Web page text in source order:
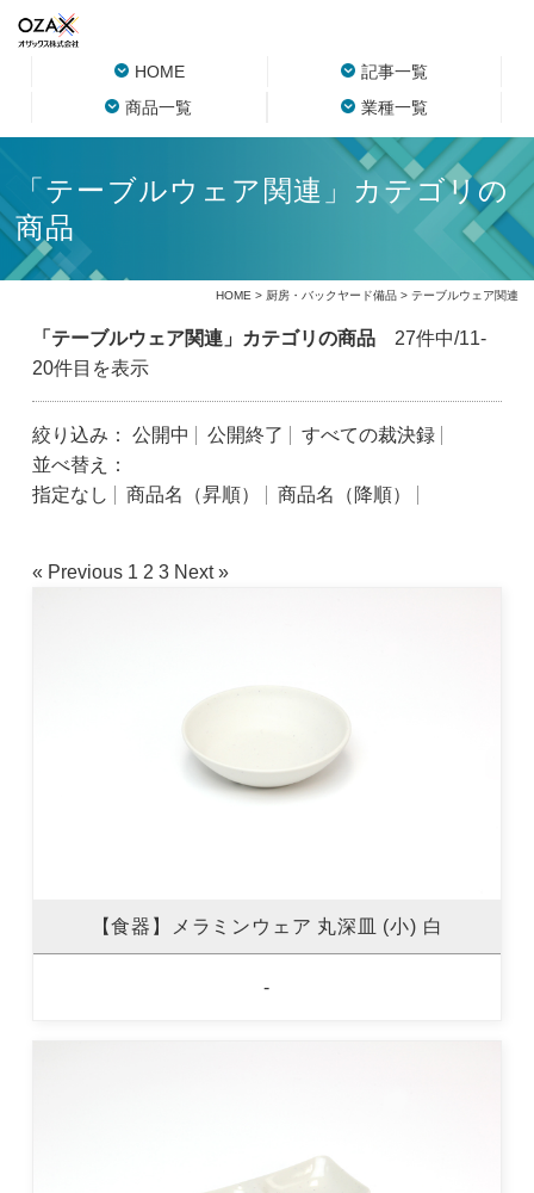
HOME
記事一覧
商品一覧
業種一覧
「テーブルウェア関連」カテゴリの
商品
HOME > 厨房・バックヤード備品> テーブルウェア関連
「テーブルウェア関連」カテゴリの商品27件中/11-
20件目を表示
絞り込み： 公開中 公開終了
すべての裁決録
並べ替え：
指定なし
商品名（昇順） 商品名（降順）
« Previous 1 2 3 Next »
【食器】メラミンウェア 丸深皿 (小) 白
-